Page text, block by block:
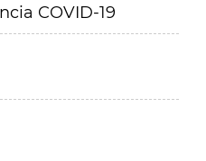
COVID-19